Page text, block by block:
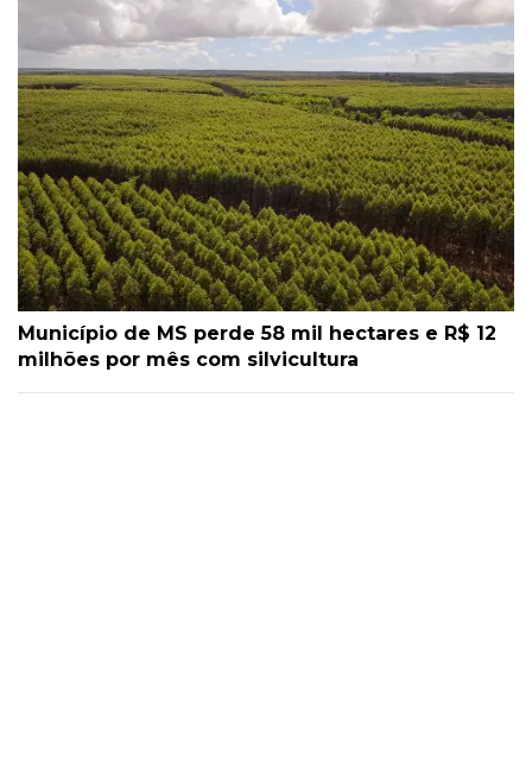
Município de MS perde 58 mil hectares e R$ 12
milhões por mês com silvicultura